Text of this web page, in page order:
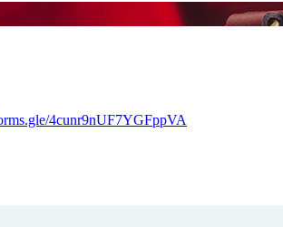
4cunr9nUF7YGFppVA